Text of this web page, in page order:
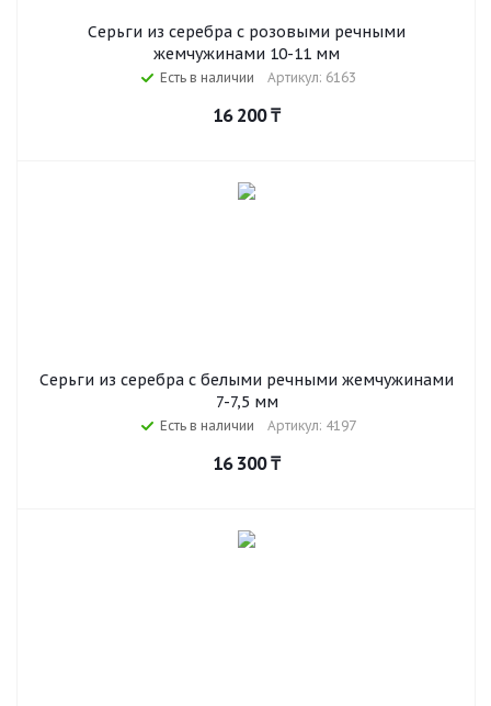
Серьги из серебра с розовыми речными
жемчужинами 10-11 мм
Есть в наличии Артикул: 6163
16 200₸
Серьги из серебра с белыми речными жемчужинами
7-7,5 мм
Есть в наличии Артикул: 4197
16 300₸